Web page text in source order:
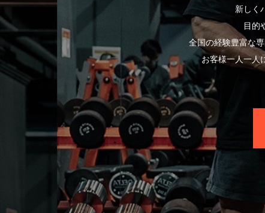
新しく
目的
全国の経験豊富な
お客様一人一人